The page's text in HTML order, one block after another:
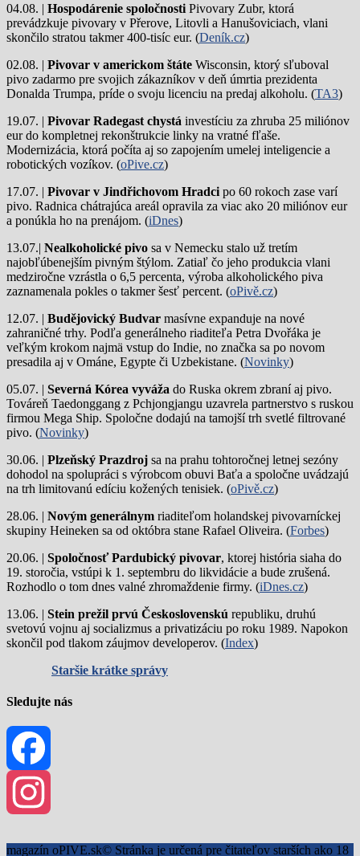
04.08. | Hospodárenie spoločnosti Pivovary Zubr, ktorá
prevádzkuje pivovary v Přerove, Litovli a Hanušoviciach, vlani
skončilo stratou takmer 400-tisíc eur. (Deník.cz)
02.08. | Pivovar v americkom štáte Wisconsin, ktorý sľuboval
pivo zadarmo pre svojich zákazníkov v deň úmrtia prezidenta
Donalda Trumpa, príde o svoju licenciu na predaj alkoholu. (TA3)
19.07. | Pivovar Radegast chystá investíciu za zhruba 25 miliónov
eur do kompletnej rekonštrukcie linky na vratné fľaše.
Modernizácia, ktorá počíta aj so zapojením umelej inteligencie a
robotických vozíkov. (oPive.cz)
17.07. | Pivovar v Jindřichovom Hradci po 60 rokoch zase varí
pivo. Radnica chátrajúca areál opravila za viac ako 20 miliónov eur
a ponúkla ho na prenájom. (iDnes)
13.07.| Nealkoholické pivo sa v Nemecku stalo už tretím
najobľúbenejším pivným štýlom. Zatiaľ čo jeho produkcia vlani
medziročne vzrástla o 6,5 percenta, výroba alkoholického piva
zaznamenala pokles o takmer šesť percent. (oPivě.cz)
12.07. | Budějovický Budvar masívne expanduje na nové
zahraničné trhy. Podľa generálneho riaditeľa Petra Dvořáka je
veľkým krokom najmä vstup do Indie, no značka sa po novom
presadila aj v Ománe, Egypte či Uzbekistane. (Novinky)
05.07. | Severná Kórea vyváža do Ruska okrem zbraní aj pivo.
Továreň Taedonggang z Pchjongjangu uzavrela partnerstvo s ruskou
firmou Mega Ship. Spoločne dodajú na tamojší trh svetlé filtrované
pivo. (Novinky)
30.06. | Plzeňský Prazdroj sa na prahu tohtoročnej letnej sezóny
dohodol na spolupráci s výrobcom obuvi Baťa a spoločne uvádzajú
na trh limitovanú edíciu kožených tenisiek. (oPivě.cz)
28.06. | Novým generálnym riaditeľom holandskej pivovarníckej
skupiny Heineken sa od októbra stane Rafael Oliveira. (Forbes)
20.06. | Spoločnosť Pardubický pivovar, ktorej história siaha do
19. storočia, vstúpi k 1. septembru do likvidácie a bude zrušená.
Rozhodlo o tom dnes valné zhromaždenie firmy. (iDnes.cz)
13.06. | Stein prežil prvú Československú republiku, druhú
svetovú vojnu aj socializmus a privatizáciu po roku 1989. Napokon
skončil pod tlakom záujmov developerov. (Index)
Staršie krátke správy
Sledujte nás
Facebook
magazín oPIVE.sk© Stránka je určená pre čitateľov starších ako 18